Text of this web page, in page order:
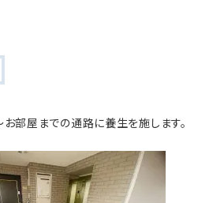
部屋までの通路に養生を施します。